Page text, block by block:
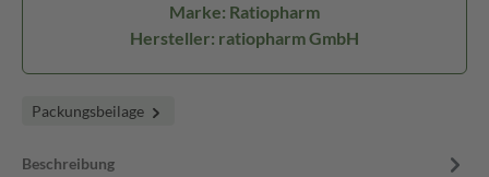
Marke: Ratiopharm
Hersteller: ratiopharm GmbH
Packungsbeilage
Beschreibung